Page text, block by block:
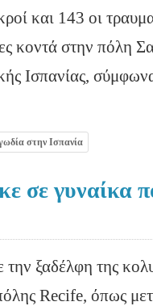
και 143 οι
κοντά στην πόλη
Ισπανίας,
στην Ισπανία
σε
την ξαδέλφη της
Recife, όπως